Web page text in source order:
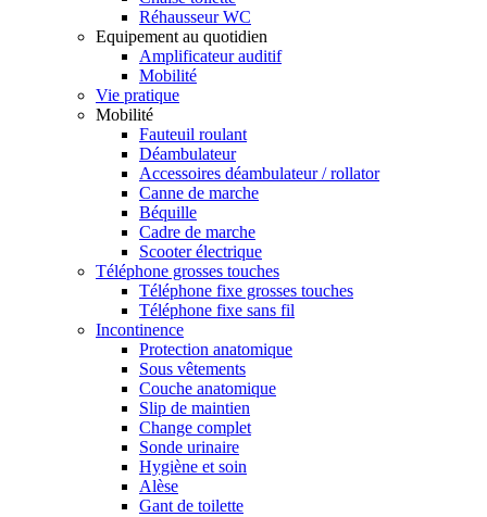
Réhausseur WC
Equipement au quotidien
Amplificateur auditif
Mobilité
Vie pratique
Mobilité
Fauteuil roulant
Déambulateur
Accessoires déambulateur / rollator
Canne de marche
Béquille
Cadre de marche
Scooter électrique
Téléphone grosses touches
Téléphone fixe grosses touches
Téléphone fixe sans fil
Incontinence
Protection anatomique
Sous vêtements
Couche anatomique
Slip de maintien
Change complet
Sonde urinaire
Hygiène et soin
Alèse
Gant de toilette